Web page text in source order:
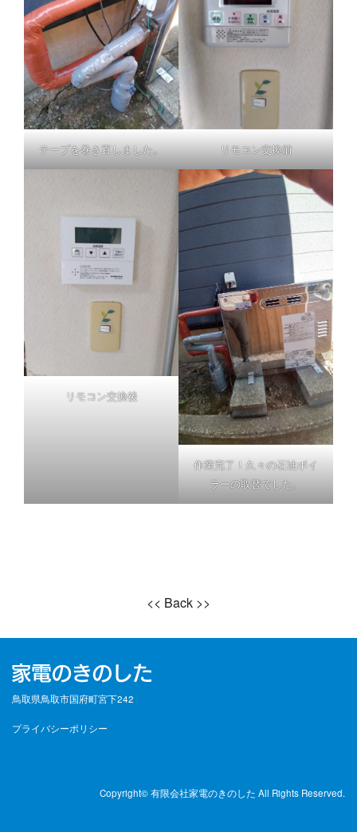
テープを巻き直しました。 リモコン交換前
リモコン交換後
作業完了！久々の石油ボイ
ラーの取替でした。
<< Back >>
鳥取県鳥取市国府町宮下242
プライバシーポリシー
Copyright© 有限会社家電のきのした All Rights Reserved.